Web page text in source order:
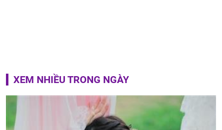
XEM NHIỀU TRONG NGÀY